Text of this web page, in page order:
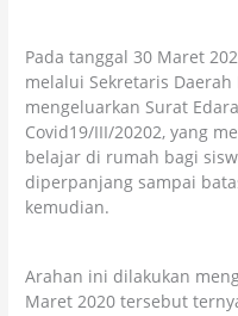
Pada tanggal 30 Maret
melalui Sekretaris
mengeluarkan Surat
Covid19/III/20202, yang
belajar di rumah bagi
diperpanjang sampai
kemudian.
Arahan ini dilakukan
Maret 2020 tersebut